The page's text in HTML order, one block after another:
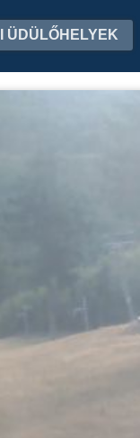
ÜDÜLŐHELYEK